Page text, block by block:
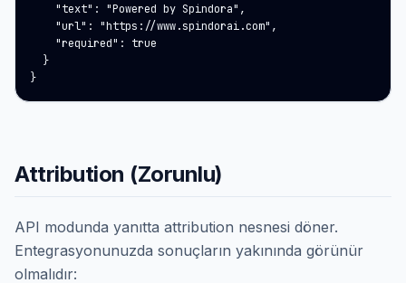
    "text": "Powered by Spindora",
    "url": "https://www.spindorai.com",
    "required": true
  }
}
Attribution (Zorunlu)
API modunda yanıtta attribution nesnesi döner.
Entegrasyonunuzda sonuçların yakınında görünür
olmalıdır: